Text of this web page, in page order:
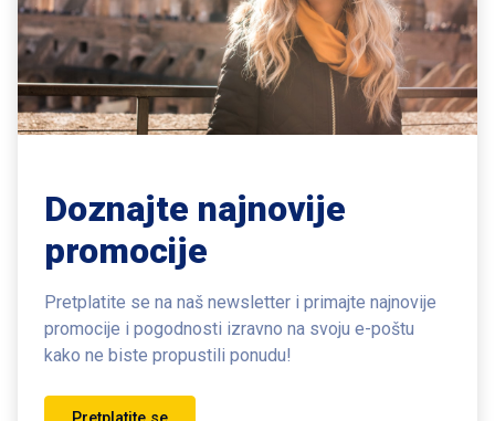
Doznajte najnovije
promocije
Pretplatite se na naš newsletter i primajte najnovije
promocije i pogodnosti izravno na svoju e-poštu
kako ne biste propustili ponudu!